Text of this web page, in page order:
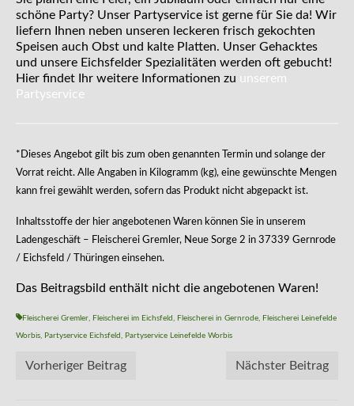
schöne Party? Unser Partyservice ist gerne für Sie da! Wir
liefern Ihnen neben unseren leckeren frisch gekochten
Speisen auch Obst und kalte Platten. Unser Gehacktes
und unsere Eichsfelder Spezialitäten werden oft gebucht!
Hier findet Ihr weitere Informationen zu unserem
Partyservice
*Dieses Angebot gilt bis zum oben genannten Termin und solange der
Vorrat reicht. Alle Angaben in Kilogramm (kg), eine gewünschte Mengen
kann frei gewählt werden, sofern das Produkt nicht abgepackt ist.
Inhaltsstoffe der hier angebotenen Waren können Sie in unserem
Ladengeschäft – Fleischerei Gremler, Neue Sorge 2 in 37339 Gernrode
/ Eichsfeld / Thüringen einsehen.
Das Beitragsbild enthält nicht die angebotenen Waren!
Fleischerei Gremler Fleischerei im Eichsfeld Fleischerei in Gernrode Fleischerei Leinefelde
Worbis Partyservice Eichsfeld Partyservice Leinefelde Worbis
Vorheriger Beitrag Nächster Beitrag